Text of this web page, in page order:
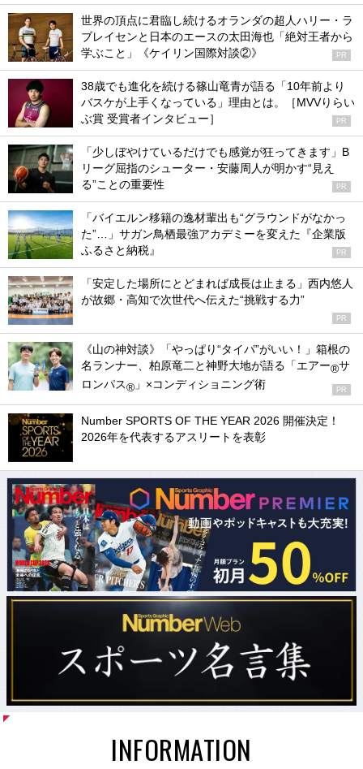
世界の頂点に君臨し続けるオランダの超人ハリー・ラ
ブレイセンと日本のエースの太田海也「絶対王者から
学ぶこと」《ケイリン国際対談②》
PR
38歳でも進化を続ける篠山竜青が語る「10年前より
バスケが上手くなっている」理由とは。［MVVりらい
ぶ賞 受賞者インタビュー］
PR
「少しぼやけているだけでも感覚が狂ってきます」B
リーグ屈指のシューター・安藤周人が明かす“見え
る”ことの重要性
PR
「バイエルン移籍の逸材輩出も“グラウンドがなかっ
た”…」サガン鳥栖最強アカデミーを変えた『企業版
ふるさと納税』
PR
「安定した場所にとどまれば成長は止まる」西内悠人
が故郷・高知で次世代へ伝えた“挑戦する力”
PR
《山の神対談》「やっぱり“タイパ”がいい！」箱根の
名ランナー、柏原竜二と神野大地が語る「エアー®サ
ロンパス® 」×コンディショニング術 PR
Number SPORTS OF THE YEAR 2026 開催決定！
2026年を代表するアスリートを表彰
INFORMATION